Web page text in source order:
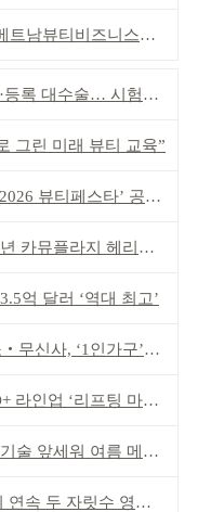
티비즈니스협회와 MOU
수술… 시험자료 공용 허용
그린 미래 뷰티 교육”
뷰티페스타’ 공동 주최
플라지 헤리티지 담아
억 달러 ‘역대 최고’
, ‘1인가구’가 이끈다
업 ‘리프팅 마스크’ 출시
워 여름 메이크업 시장 공략
자릿수 영업이익률 기록